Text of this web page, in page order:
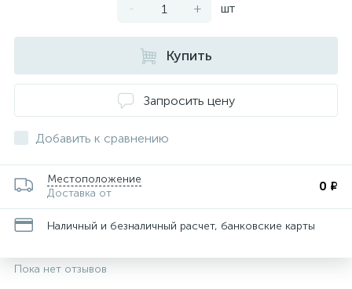
- + шт
Купить
Запросить цену
Добавить к сравнению
Местоположение
Доставка от
0 ₽
Наличный и безналичный расчет, банковские карты
Пока нет отзывов